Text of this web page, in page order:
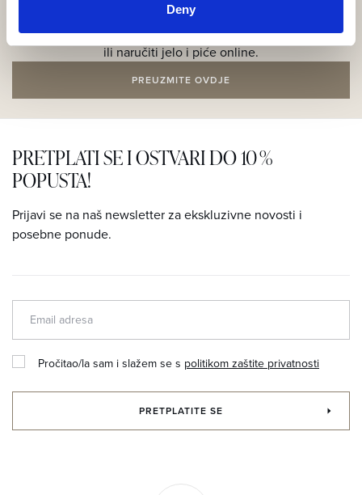
Deny
Kroz web aplikaciju možete pogledati sadržaje resorta,
rezervirati doživljaje, rezervirati stol u nekom od restorana
ili naručiti jelo i piće online.
PREUZMITE OVDJE
PRETPLATI SE I OSTVARI DO 10 %
POPUSTA!
Prijavi se na naš newsletter za ekskluzivne novosti i
posebne ponude.
Pročitao/la sam i slažem se s politikom zaštite privatnosti
PRETPLATITE SE